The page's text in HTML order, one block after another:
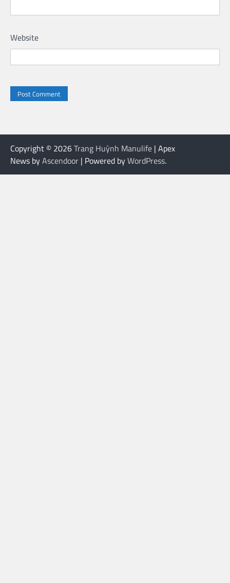
Website
Copyright © 2026Trang Huỳnh Manulife | Apex
News byAscendoor | Powered byWordPress.